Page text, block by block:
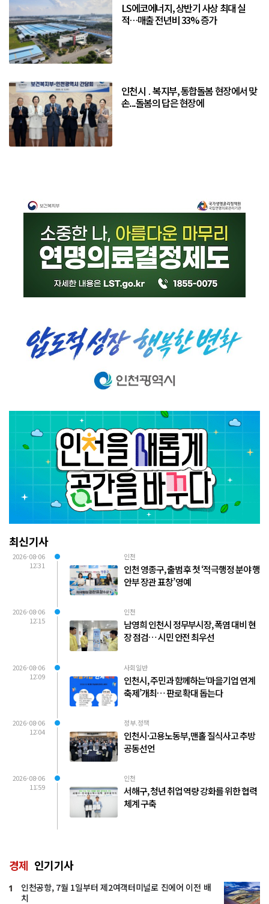
LS에코에너지, 상반기 사상 최대 실
적…매출 전년비 33% 증가
인천시 ․ 복지부, 통합돌봄 현장에서 맞
손...돌봄의 답은 현장에
최신기사
2026-08-06
12:31
인천
인천 영종구, 출범 후 첫 ‘적극행정 분야 행
안부 장관 표창’ 영예
2026-08-06
12:15
인천
남영희 인천시 정무부시장, 폭염 대비 현
장 점검… 시민 안전 최우선
2026-08-06
12:09
사회일반
인천시, 주민과 함께하는‘마을기업 연계
축제’개최… 판로 확대 돕는다
2026-08-06
12:04
정부.정책
인천시·고용노동부, 맨홀 질식사고 추방
공동선언
2026-08-06
11:59
인천
서해구, 청년 취업 역량 강화를 위한 협력
체계 구축
경제 인기기사
1
인천공항, 7월 1일부터 제2여객터미널로 진에어 이전 배
치